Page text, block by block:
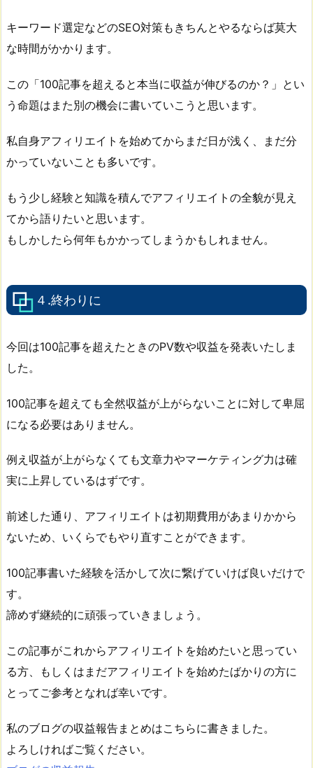
キーワード選定などのSEO対策もきちんとやるならば莫大
な時間がかかります。
この「100記事を超えると本当に収益が伸びるのか？」とい
う命題はまた別の機会に書いていこうと思います。
私自身アフィリエイトを始めてからまだ日が浅く、まだ分
かっていないことも多いです。
もう少し経験と知識を積んでアフィリエイトの全貌が見え
てから語りたいと思います。
もしかしたら何年もかかってしまうかもしれません。
４.終わりに
今回は100記事を超えたときのPV数や収益を発表いたしま
した。
100記事を超えても全然収益が上がらないことに対して卑屈
になる必要はありません。
例え収益が上がらなくても文章力やマーケティング力は確
実に上昇しているはずです。
前述した通り、アフィリエイトは初期費用があまりかから
ないため、いくらでもやり直すことができます。
100記事書いた経験を活かして次に繋げていけば良いだけで
す。
諦めず継続的に頑張っていきましょう。
この記事がこれからアフィリエイトを始めたいと思ってい
る方、もしくはまだアフィリエイトを始めたばかりの方に
とってご参考となれば幸いです。
私のブログの収益報告まとめはこちらに書きました。
よろしければご覧ください。